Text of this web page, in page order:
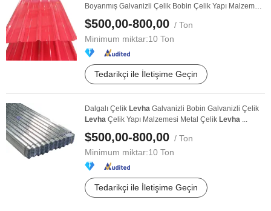
Boyanmış Galvanizli Çelik Bobin Çelik Yapı Malzemesi
...
$500,00-800,00 / Ton
Minimum miktar:10 Ton
Tedarikçi ile İletişime Geçin
Dalgalı Çelik Levha Galvanizli Bobin Galvanizli Çelik
Levha Çelik Yapı Malzemesi Metal Çelik Levha ...
$500,00-800,00 / Ton
Minimum miktar:10 Ton
Tedarikçi ile İletişime Geçin